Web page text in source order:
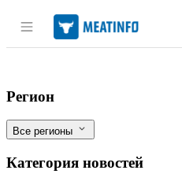
Раздел
Кабмин усиливает
Фильтры
Регион
Все регионы
Категория новостей